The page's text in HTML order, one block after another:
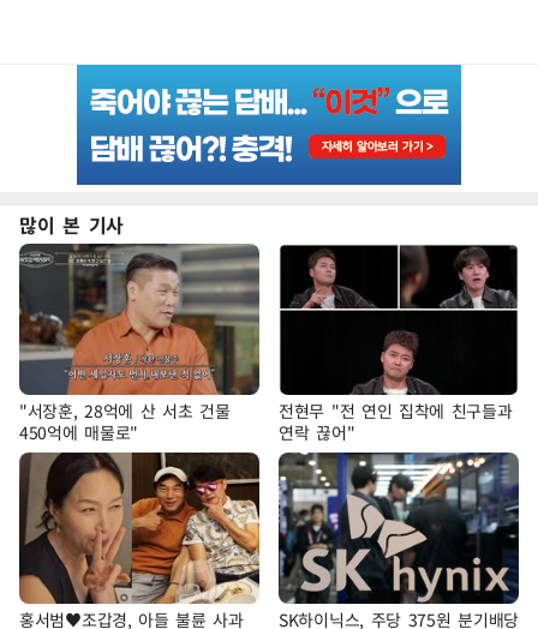
많이 본 기사
"서장훈, 28억에 산 서초 건물
450억에 매물로"
전현무 "전 연인 집착에 친구들과
연락 끊어"
홍서범♥조갑경, 아들 불륜 사과
SK하이닉스, 주당 375원 분기배당